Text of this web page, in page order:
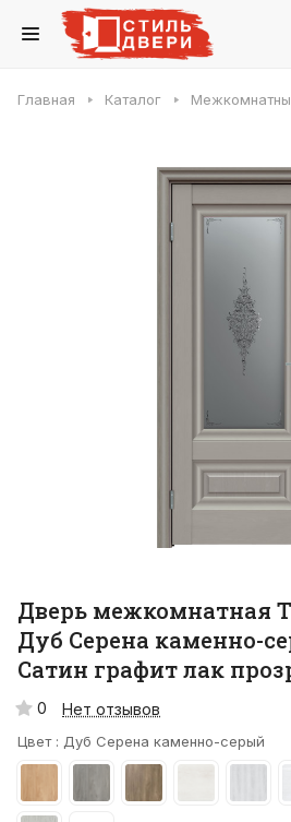
Главная Каталог
Дверь межкомнатная
Дуб Серена каменно-
Сатин графит лак
0 Нет отзывов
Цвет : Дуб Серена каменно-серый